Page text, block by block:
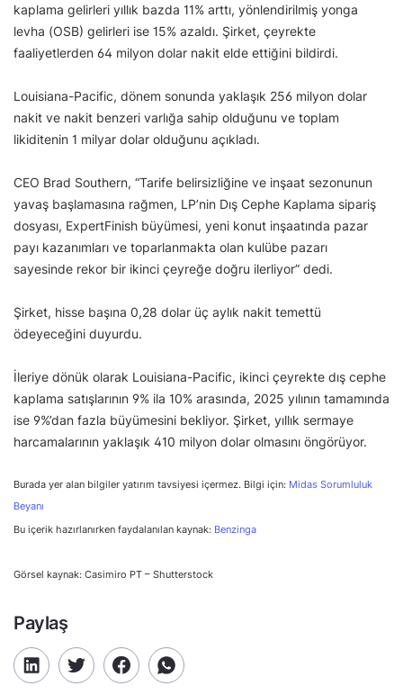
kaplama gelirleri yıllık bazda 11% arttı, yönlendirilmiş yonga
levha (OSB) gelirleri ise 15% azaldı. Şirket, çeyrekte
faaliyetlerden 64 milyon dolar nakit elde ettiğini bildirdi.
Louisiana-Pacific, dönem sonunda yaklaşık 256 milyon dolar
nakit ve nakit benzeri varlığa sahip olduğunu ve toplam
likiditenin 1 milyar dolar olduğunu açıkladı.
CEO Brad Southern, “Tarife belirsizliğine ve inşaat sezonunun
yavaş başlamasına rağmen, LP’nin Dış Cephe Kaplama sipariş
dosyası, ExpertFinish büyümesi, yeni konut inşaatında pazar
payı kazanımları ve toparlanmakta olan kulübe pazarı
sayesinde rekor bir ikinci çeyreğe doğru ilerliyor” dedi.
Şirket, hisse başına 0,28 dolar üç aylık nakit temettü
ödeyeceğini duyurdu.
İleriye dönük olarak Louisiana-Pacific, ikinci çeyrekte dış cephe
kaplama satışlarının 9% ila 10% arasında, 2025 yılının tamamında
ise 9%’dan fazla büyümesini bekliyor. Şirket, yıllık sermaye
harcamalarının yaklaşık 410 milyon dolar olmasını öngörüyor.
Burada yer alan bilgiler yatırım tavsiyesi içermez. Bilgi için: Midas Sorumluluk
Beyanı
Bu içerik hazırlanırken faydalanılan kaynak: Benzinga
Görsel kaynak: Casimiro PT – Shutterstock
Paylaş